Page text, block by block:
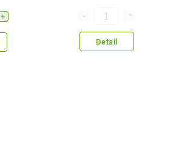
+
Detail